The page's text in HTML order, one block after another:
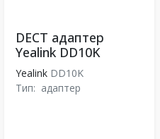
DECT адаптер
Yealink DD10K
Yealink DD10K
Тип: адаптер